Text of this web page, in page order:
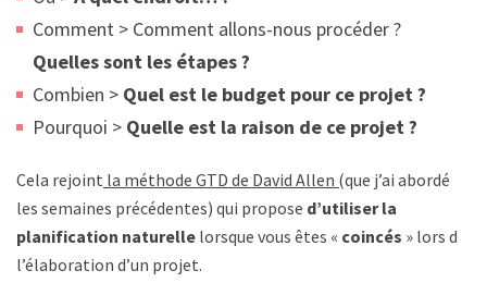
Comment > Comment allons-nous procéder ?
Quelles sont les étapes ?
Combien > Quel est le budget pour ce projet ?
Pourquoi > Quelle est la raison de ce projet ?
Cela rejoint la méthode GTD de David Allen (que j’ai abordé
les semaines précédentes) qui propose d’utiliser la
planification naturelle lorsque vous êtes « coincés » lors de
l’élaboration d’un projet.